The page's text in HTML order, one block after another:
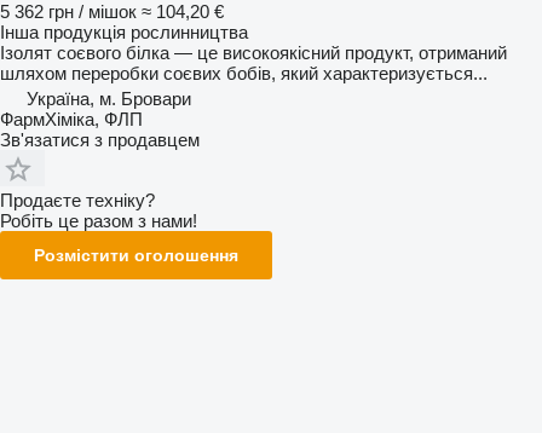
5 362 грн / мішок ≈ 104,20 €
Інша продукція рослинництва
Ізолят соєвого білка — це високоякісний продукт, отриманий
шляхом переробки соєвих бобів, який характеризується...
Україна, м. Бровари
ФармХіміка, ФЛП
Зв'язатися з продавцем
Продаєте техніку?
Робіть це разом з нами!
Розмістити оголошення